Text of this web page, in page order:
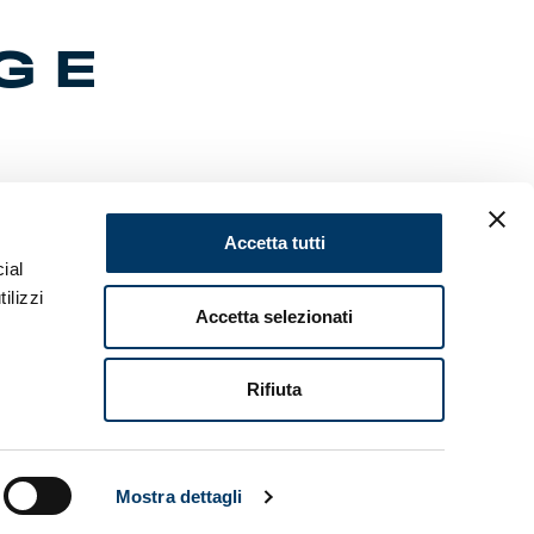
Mostra dettagli
Accetta tutti
Accetta selezionati
Rifiuta
E